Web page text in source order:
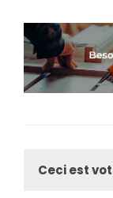
Ceci est